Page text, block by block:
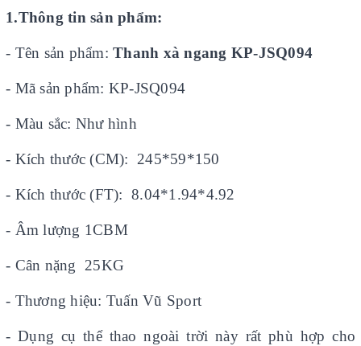
1.Thông tin sản phẩm:
- Tên sản phẩm: Thanh xà ngang KP-JSQ094
- Mã sản phẩm: KP-JSQ094
- Màu sắc: Như hình
- Kích thước (CM): 245*59*150
- Kích thước (FT): 8.04*1.94*4.92
- Âm lượng 1CBM
- Cân nặng 25KG
- Thương hiệu: Tuấn Vũ Sport
- Dụng cụ thể thao ngoài trời này rất phù hợp cho